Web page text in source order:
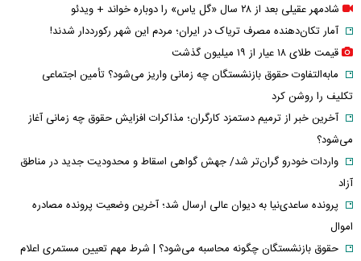
شادمهر عقیلی بعد از ۲۸ سال «گل یاس» را دوباره خواند + ویدئو
آمار تکان‌دهنده مصرف تریاک در ایران؛ مردم این شهر رکورددار شدند!
قیمت طلای ۱۸ عیار از ۱۹ میلیون گذشت
مابه‌التفاوت حقوق بازنشستگان چه زمانی واریز می‌شود؟ تأمین اجتماعی
تکلیف را روشن کرد
آخرین خبر از ترمیم دستمزد کارگران؛ مذاکرات افزایش حقوق چه زمانی آغاز
می‌شود؟
واردات خودرو گران‌تر شد/ جهش گواهی اسقاط و محدودیت جدید در مناطق
آزاد
پرونده ساعدی‌نیا به دیوان عالی ارسال شد؛ آخرین وضعیت پرونده مصادره
اموال
حقوق بازنشستگان چگونه محاسبه می‌شود؟ | شرط مهم تعیین مستمری اعلام